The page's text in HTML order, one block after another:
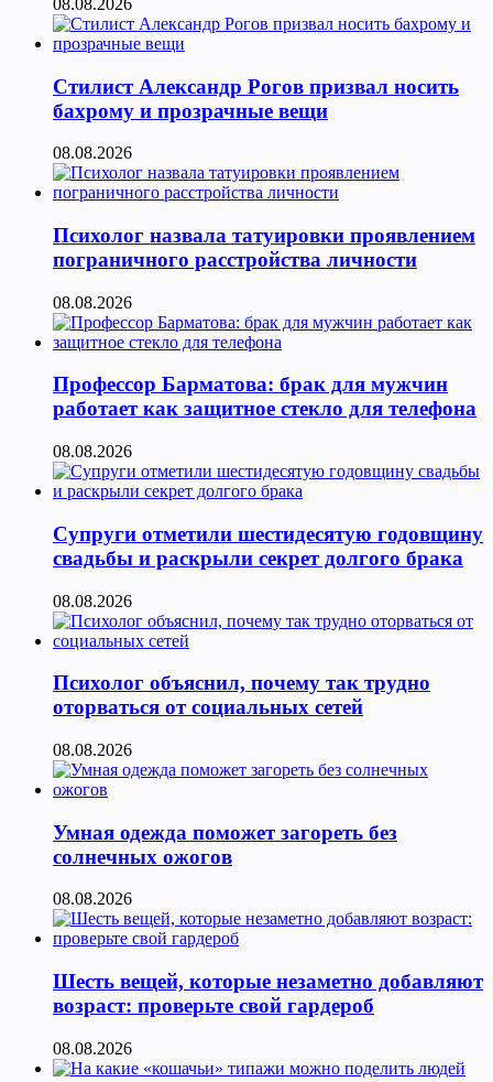
Стилист Александр Рогов призвал носить
бахрому и прозрачные вещи
08.08.2026
Психолог назвала татуировки проявлением
пограничного расстройства личности
08.08.2026
Профессор Барматова: брак для мужчин
работает как защитное стекло для телефона
08.08.2026
Супруги отметили шестидесятую годовщину
свадьбы и раскрыли секрет долгого брака
08.08.2026
Психолог объяснил, почему так трудно
оторваться от социальных сетей
08.08.2026
Умная одежда поможет загореть без
солнечных ожогов
08.08.2026
Шесть вещей, которые незаметно добавляют
возраст: проверьте свой гардероб
08.08.2026